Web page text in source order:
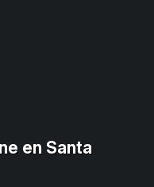
en Santa